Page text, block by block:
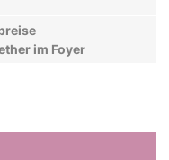
im Fo­yer